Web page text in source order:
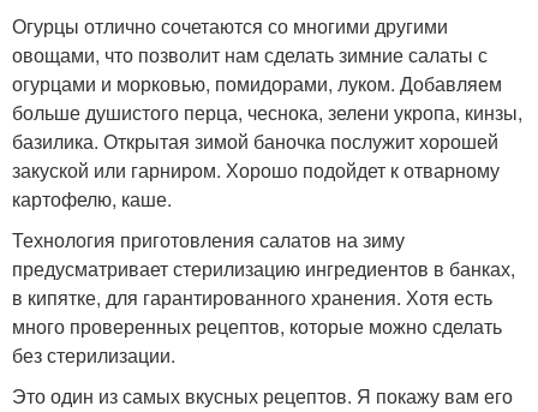
Огурцы отлично сочетаются со многими другими
овощами, что позволит нам сделать зимние салаты с
огурцами и морковью, помидорами, луком. Добавляем
больше душистого перца, чеснока, зелени укропа, кинзы,
базилика. Открытая зимой баночка послужит хорошей
закуской или гарниром. Хорошо подойдет к отварному
картофелю, каше.
Технология приготовления салатов на зиму
предусматривает стерилизацию ингредиентов в банках,
в кипятке, для гарантированного хранения. Хотя есть
много проверенных рецептов, которые можно сделать
без стерилизации.
Это один из самых вкусных рецептов. Я покажу вам его